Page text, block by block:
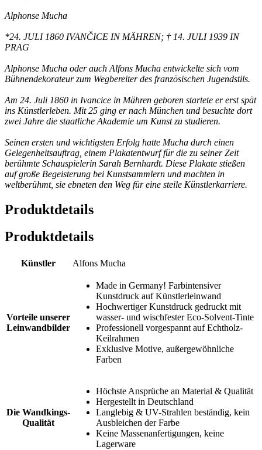
Alphonse Mucha
*24. JULI 1860 IVANČICE IN MÄHREN; † 14. JULI 1939 IN
PRAG
Alphonse Mucha oder auch Alfons Mucha entwickelte sich vom
Bühnendekorateur zum Wegbereiter des französischen Jugendstils.
Am 24. Juli 1860 in Ivancice in Mähren geboren startete er erst spät
ins Künstlerleben. Mit 25 ging er nach München und besuchte dort
zwei Jahre die staatliche Akademie um Kunst zu studieren.
Seinen ersten und wichtigsten Erfolg hatte Mucha durch einen
Gelegenheitsauftrag, einem Plakatentwurf für die zu seiner Zeit
berühmte Schauspielerin Sarah Bernhardt. Diese Plakate stießen
auf große Begeisterung bei Kunstsammlern und machten in
weltberühmt, sie ebneten den Weg für eine steile Künstlerkarriere.
Produktdetails
Produktdetails
Künstler Alfons Mucha
Vorteile unserer
Leinwandbilder
Made in Germany! Farbintensiver
Kunstdruck auf Künstlerleinwand
Hochwertiger Kunstdruck gedruckt mit
wasser- und wischfester Eco-Solvent-Tinte
Professionell vorgespannt auf Echtholz-
Keilrahmen
Exklusive Motive, außergewöhnliche
Farben
Die Wandkings-
Qualität
Höchste Ansprüche an Material & Qualität
Hergestellt in Deutschland
Langlebig & UV-Strahlen beständig, kein
Ausbleichen der Farbe
Keine Massenanfertigungen, keine
Lagerware